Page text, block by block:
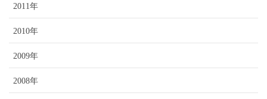
2011年
2010年
2009年
2008年